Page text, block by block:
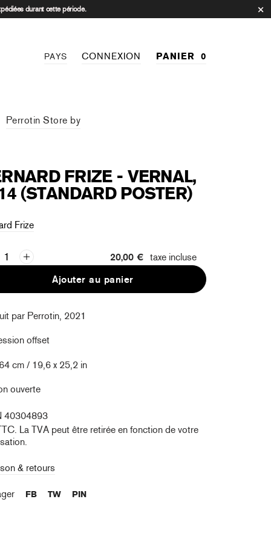
durant cette période.
PAYS CONNEXION PANIER 0
Perrotin Store by
FRIZE - VERNAL,
(STANDARD POSTER)
Frize
20,00 € taxe incluse
Ajouter au panier
par Perrotin, 2021
offset
cm / 19,6 x 25,2in
ouverte
40304893
La TVA peut être retirée en fonction de votre
& retours
FB TW PIN